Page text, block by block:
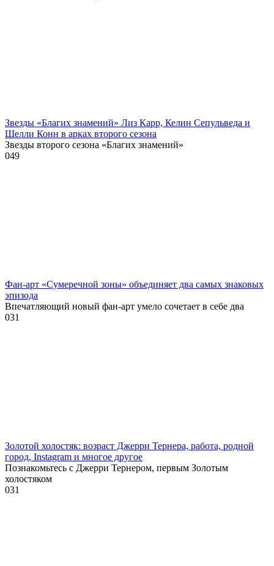
Звезды «Благих знамений» Лиз Карр, Келин Сепульведа и
Шелли Конн в арках второго сезона
Звезды второго сезона «Благих знамений»
049
Фан-арт «Сумеречной зоны» объединяет два самых знаковых
эпизода
Впечатляющий новый фан-арт умело сочетает в себе два
031
Золотой холостяк: возраст Джерри Тернера, работа, родной
город, Instagram и многое другое
Познакомьтесь с Джерри Тернером, первым Золотым
холостяком
031